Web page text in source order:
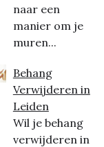
naar een
manier om je
muren...
Behang
Verwijderen in
Leiden
Wil je behang
verwijderen in